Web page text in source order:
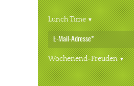
Lunch Time
Wochenend-Freuden